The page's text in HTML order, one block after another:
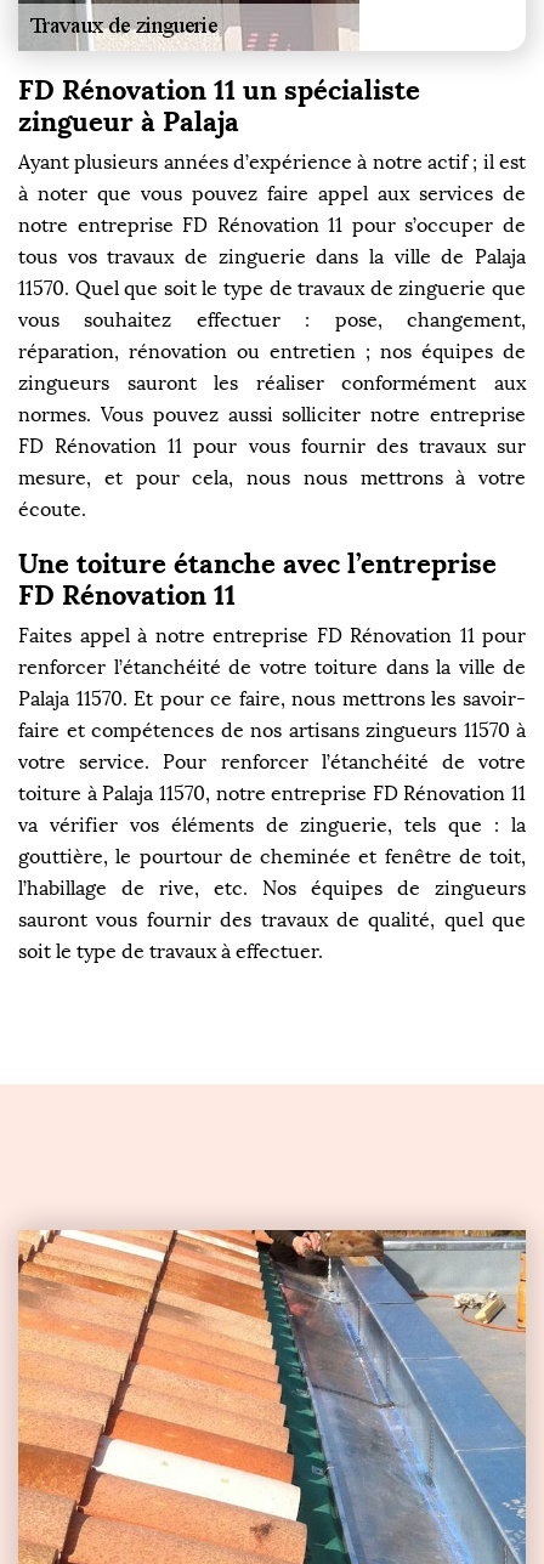
FD Rénovation 11 un spécialiste
zingueur à Palaja
Ayant plusieurs années d’expérience à notre actif ; il est
à noter que vous pouvez faire appel aux services de
notre entreprise FD Rénovation 11 pour s’occuper de
tous vos travaux de zinguerie dans la ville de Palaja
11570. Quel que soit le type de travaux de zinguerie que
vous souhaitez effectuer : pose, changement,
réparation, rénovation ou entretien ; nos équipes de
zingueurs sauront les réaliser conformément aux
normes. Vous pouvez aussi solliciter notre entreprise
FD Rénovation 11 pour vous fournir des travaux sur
mesure, et pour cela, nous nous mettrons à votre
écoute.
Une toiture étanche avec l’entreprise
FD Rénovation 11
Faites appel à notre entreprise FD Rénovation 11 pour
renforcer l’étanchéité de votre toiture dans la ville de
Palaja 11570. Et pour ce faire, nous mettrons les savoir-
faire et compétences de nos artisans zingueurs 11570 à
votre service. Pour renforcer l’étanchéité de votre
toiture à Palaja 11570, notre entreprise FD Rénovation 11
va vérifier vos éléments de zinguerie, tels que : la
gouttière, le pourtour de cheminée et fenêtre de toit,
l’habillage de rive, etc. Nos équipes de zingueurs
sauront vous fournir des travaux de qualité, quel que
soit le type de travaux à effectuer.